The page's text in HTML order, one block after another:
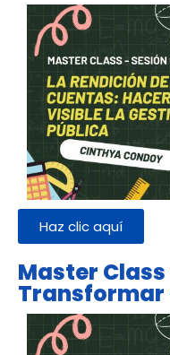
Haz clic aquí
Master
Transformar